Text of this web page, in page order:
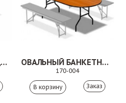
СЕГМЕНТ ДЛЯ СКЛАДНЫХ БАНКЕТНЫХ СТОЛОВ. 170-005 ОВАЛЬНЫЙ БАНКЕТНЫЙ СКЛАДНОЙ СТОЛ. 170-004
170-004
Заказ